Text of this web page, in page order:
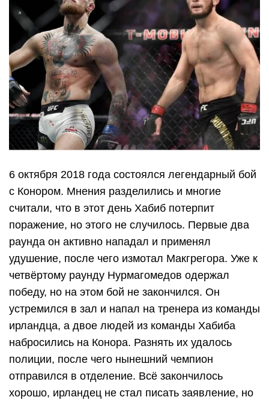
6 октября 2018 года состоялся легендарный бой
с Конором. Мнения разделились и многие
считали, что в этот день Хабиб потерпит
поражение, но этого не случилось. Первые два
раунда он активно нападал и применял
удушение, после чего измотал Макгрегора. Уже к
четвёртому раунду Нурмагомедов одержал
победу, но на этом бой не закончился. Он
устремился в зал и напал на тренера из команды
ирландца, а двое людей из команды Хабиба
набросились на Конора. Разнять их удалось
полиции, после чего нынешний чемпион
отправился в отделение. Всё закончилось
хорошо, ирландец не стал писать заявление, но